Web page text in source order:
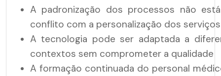
A padronização dos processos não
conflito com a personalização dos serviços
A tecnologia pode ser adaptada a
contextos sem comprometer a qualidade
A formação continuada do personal